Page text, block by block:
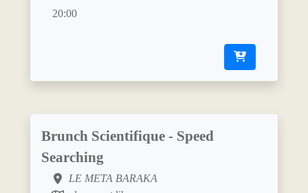
20:00
Brunch Scientifique - Speed
Searching
LE META BARAKA